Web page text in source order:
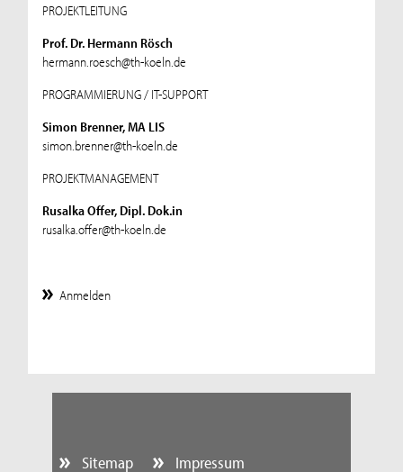
PROJEKTLEITUNG
Prof. Dr. Hermann Rösch
hermann.roesch@th-koeln.de
PROGRAMMIERUNG / IT-SUPPORT
Simon Brenner, MA LIS
simon.brenner@th-koeln.de
PROJEKTMANAGEMENT
Rusalka Offer, Dipl. Dok.in
rusalka.offer@th-koeln.de
Anmelden
Sitemap Impressum